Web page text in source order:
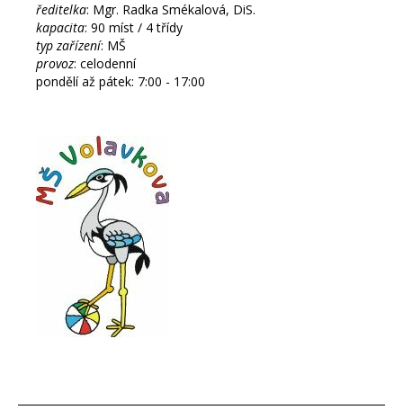
ředitelka: Mgr. Radka Smékalová, DiS.
kapacita: 90 míst / 4 třídy
typ zařízení: MŠ
provoz: celodenní
pondělí až pátek: 7:00 - 17:00